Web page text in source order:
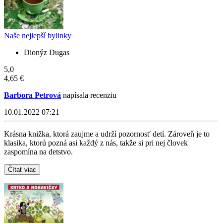
Naše nejlepší bylinky
Dionýz Dugas
5,0
4,65 €
Barbora Petrová napísala recenziu
10.01.2022 07:21
Krásna knižka, ktorá zaujme a udrží pozornosť detí. Zároveň je to
klasika, ktorú pozná asi každý z nás, takže si pri nej človek
zaspomína na detstvo.
Čítať viac